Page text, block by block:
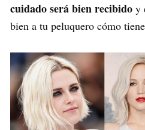
cuidado será bien recibido y
bien a tu peluquero cómo